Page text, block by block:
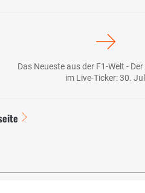
Das Neueste aus der F1-Welt -
im Live-Ticker: 30.